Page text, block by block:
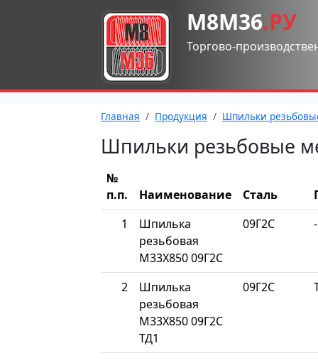
М8М36.РУ
Торгово-
Главная Продукция Шпильки
Шпильки резьбовые
№
п.п.
Наименование Сталь
1
Шпилька
резьбовая
М33Х850 09Г2С
09Г2С -
2
Шпилька
резьбовая
М33Х850 09Г2С
ТД1
09Г2С